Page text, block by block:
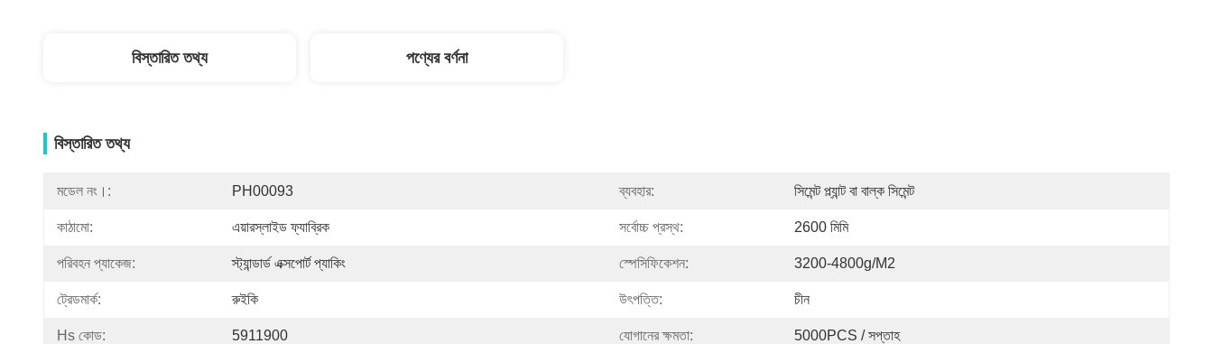
বিস্তারিত তথ্য পণ্যের বর্ণনা
বিস্তারিত তথ্য
মডেল নং।: PH00093 ব্যবহার: সিমেন্ট প্ল্যান্ট বা বাল্ক সিমেন্ট
কাঠামো: এয়ারস্লাইড ফ্যাব্রিক সর্বোচ্চ প্রস্থ: 2600 মিমি
পরিবহন প্যাকেজ: স্ট্যান্ডার্ড এক্সপোর্ট প্যাকিং স্পেসিফিকেশন: 3200-4800g/m2
ট্রেডমার্ক: রুইকি উৎপত্তি: চীন
Hs কোড: 5911900 যোগানের ক্ষমতা: 5000PCS / সপ্তাহ